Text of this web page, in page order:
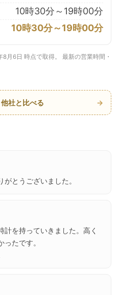
10時30分～19時00分
10時30分～19時00分
月6日 時点で取得。 最新の営業時間・
社と比べる →
とうございました。
計を持っていきました。高く
たです。